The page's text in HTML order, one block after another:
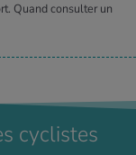
Quand consulter un
cyclistes